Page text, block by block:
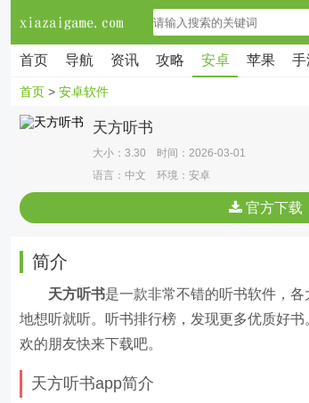
首页 导航 资讯 攻略 安卓 苹果 手
首页 > 安卓软件
天方听书
大小：3.30 时间：2026-03-01
语言：中文 环境：安卓
官方下载
简介
天方听书是一款非常不错的听书软件，
地想听就听。听书排行榜，发现更多优质好
欢的朋友快来下载吧。
天方听书app简介